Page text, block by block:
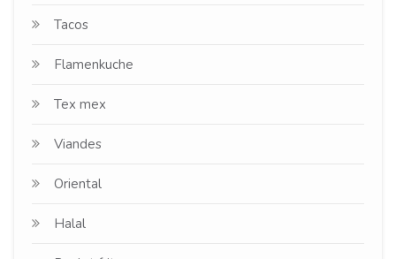
Tacos
Flamenkuche
Tex mex
Viandes
Oriental
Halal